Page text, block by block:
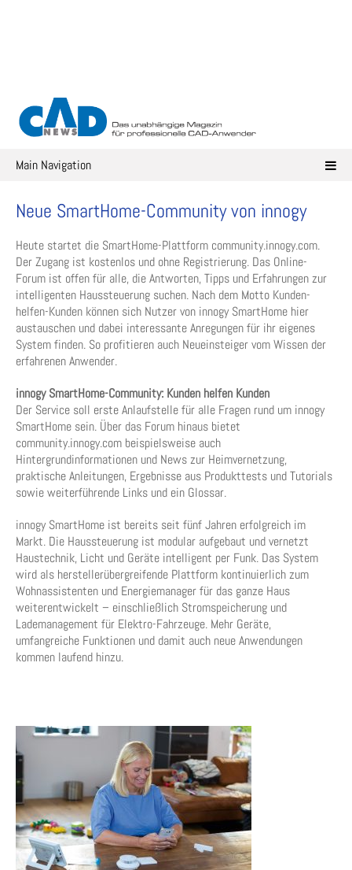
Main Navigation
Neue SmartHome-Community von innogy
Heute startet die SmartHome-Plattform community.innogy.com.
Der Zugang ist kostenlos und ohne Registrierung. Das Online-
Forum ist offen für alle, die Antworten, Tipps und Erfahrungen zur
intelligenten Haussteuerung suchen. Nach dem Motto Kunden-
helfen-Kunden können sich Nutzer von innogy SmartHome hier
austauschen und dabei interessante Anregungen für ihr eigenes
System finden. So profitieren auch Neueinsteiger vom Wissen der
erfahrenen Anwender.
innogy SmartHome-Community: Kunden helfen Kunden
Der Service soll erste Anlaufstelle für alle Fragen rund um innogy
SmartHome sein. Über das Forum hinaus bietet
community.innogy.com beispielsweise auch
Hintergrundinformationen und News zur Heimvernetzung,
praktische Anleitungen, Ergebnisse aus Produkttests und Tutorials
sowie weiterführende Links und ein Glossar.
innogy SmartHome ist bereits seit fünf Jahren erfolgreich im
Markt. Die Haussteuerung ist modular aufgebaut und vernetzt
Haustechnik, Licht und Geräte intelligent per Funk. Das System
wird als herstellerübergreifende Plattform kontinuierlich zum
Wohnassistenten und Energiemanager für das ganze Haus
weiterentwickelt – einschließlich Stromspeicherung und
Lademanagement für Elektro-Fahrzeuge. Mehr Geräte,
umfangreiche Funktionen und damit auch neue Anwendungen
kommen laufend hinzu.